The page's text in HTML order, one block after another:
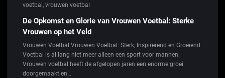
voetbal , vrouwen voetbal
De Opkomst en Glorie van Vrouwen Voetbal: Sterke
Vrouwen op het Veld
Vrouwen Voetbal Vrouwen Voetbal: Sterk, Inspirerend en Groeiend
Voetbal is al lang niet meer alleen een sport voor mannen.
Vrouwen voetbal heeft de afgelopen jaren een enorme groei
doorgemaakt en…